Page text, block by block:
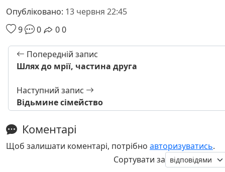
Опубліковано: 13 червня 22:45
9
0 00
Попередній запис
Шлях до мрії, частина друга
Наступний запис
Відьмине сімейство
Коментарі
Щоб залишати коментарі, потрібно авторизуватись.
Сортувати за